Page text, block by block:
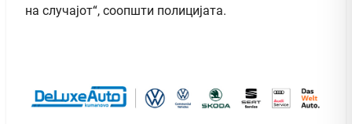
на случајот“, соопшти полицијата.